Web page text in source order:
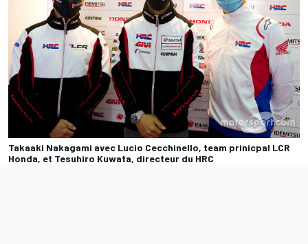
Takaaki Nakagami avec Lucio Cecchinello, team prinicpal LCR
Honda, et Tesuhiro Kuwata, directeur du HRC